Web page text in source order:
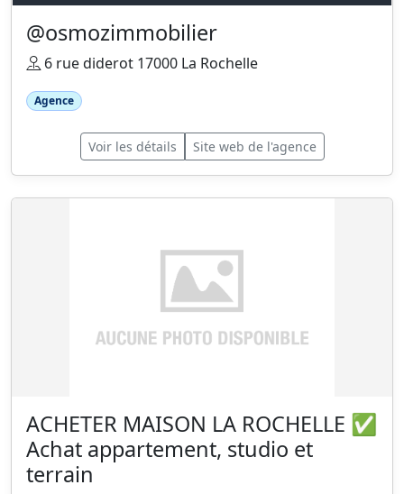
@osmozimmobilier
6 rue diderot 17000 La Rochelle
Agence
Voir les détails Site web de l'agence
ACHETER MAISON LA ROCHELLE ✅
Achat appartement, studio et
terrain